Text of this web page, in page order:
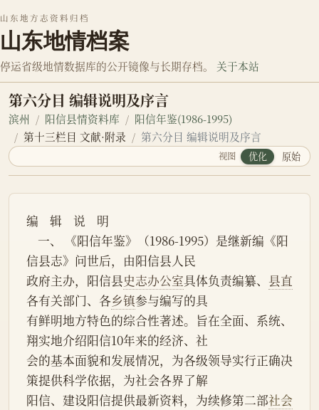
山东地方志资料归档
山东地情档案
停运省级地情数据库的公开镜像与长期存档。 关于本站
第六分目 编辑说明及序言
滨州 阳信县情资料库
阳信年鉴(1986-1995)
第十三栏目 文献·附录
第六分目 编辑说明及序言
视图 优化 原始
编    辑    说    明
信县志》问世后，由阳信县人民
政府主办，阳信县史志办公室具体负责编纂、 县直
各有关部门、各乡镇参与编写的具
有鲜明地方特色的综合性著述。旨在全面、系统、
翔实地介绍阳信10年来的经济、社
会的基本面貌和发展情况，为各级领导实行正确决
策提供科学依据，为社会各界了解
阳信、建设阳信提供最新资料，为续修第二部社会